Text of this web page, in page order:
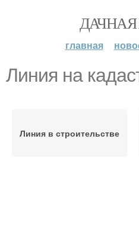
главная
Линия на
Линия в строительстве